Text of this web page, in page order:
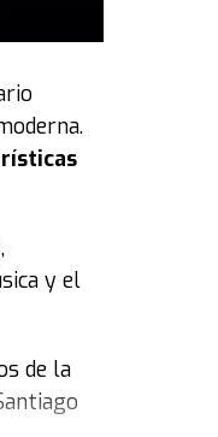
y el
de la